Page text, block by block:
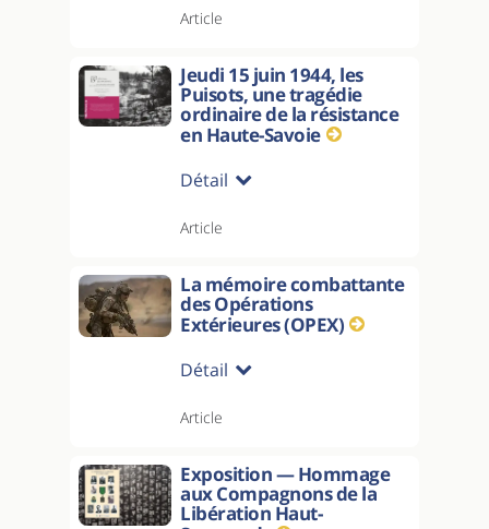
Article
Jeudi 15 juin 1944, les
Puisots, une tragédie
ordinaire de la résistance
en Haute-Savoie
Détail
Article
La mémoire combattante
des Opérations
Extérieures (OPEX)
Détail
Article
Exposition — Hommage
aux Compagnons de la
Libération Haut-